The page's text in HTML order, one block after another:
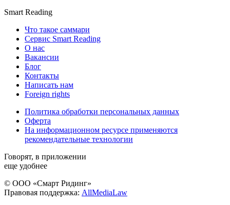
Smart Reading
Что такое саммари
Сервис Smart Reading
О нас
Вакансии
Блог
Контакты
Написать нам
Foreign rights
Политика обработки персональных данных
Оферта
На информационном ресурсе применяются
рекомендательные технологии
Говорят, в приложении
еще удобнее
© ООО «Смарт Ридинг»
Правовая поддержка: AllMediaLaw